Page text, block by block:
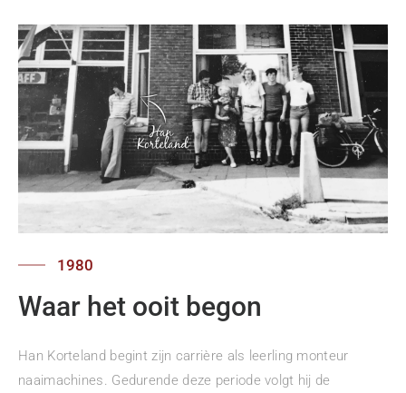
1980
Waar het ooit begon
Han Korteland begint zijn carrière als leerling monteur
naaimachines. Gedurende deze periode volgt hij de